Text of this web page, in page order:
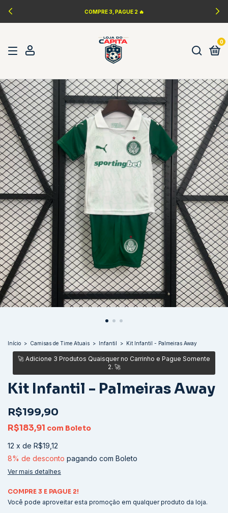
COMPRE 3, PAGUE 2 🔥
0
Início > Camisas de Time Atuais > Infantil > Kit Infantil - Palmeiras Away
Kit Infantil - Palmeiras Away
R$199,90
R$183,91 com Boleto
12 x de R$19,12
8% de desconto pagando com Boleto
Ver mais detalhes
COMPRE 3 E PAGUE 2!
Você pode aproveitar esta promoção em qualquer produto da loja.